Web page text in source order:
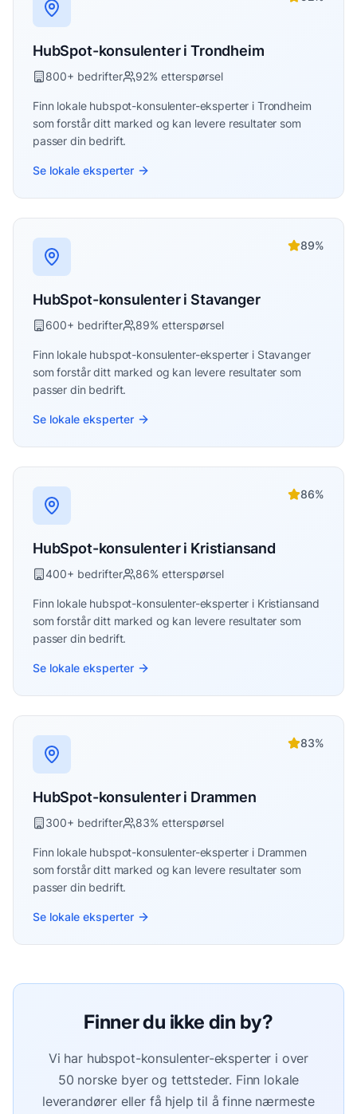
HubSpot-konsulenteriTrondheim
800+ bedrifter 92% etterspørsel
Finn lokale hubspot-konsulenter-eksperter i Trondheim
som forstår ditt marked og kan levere resultater som
passer din bedrift.
Se lokale eksperter
89%
HubSpot-konsulenteri Stavanger
600+ bedrifter 89% etterspørsel
Finn lokale hubspot-konsulenter-eksperter i Stavanger
som forstår ditt marked og kan levere resultater som
passer din bedrift.
Se lokale eksperter
86%
HubSpot-konsulenteri Kristiansand
400+ bedrifter 86% etterspørsel
Finn lokale hubspot-konsulenter-eksperter i Kristiansand
som forstår ditt marked og kan levere resultater som
passer din bedrift.
Se lokale eksperter
83%
HubSpot-konsulenteri Drammen
300+ bedrifter 83% etterspørsel
Finn lokale hubspot-konsulenter-eksperter i Drammen
som forstår ditt marked og kan levere resultater som
passer din bedrift.
Se lokale eksperter
Finner du ikke din by?
Vi har hubspot-konsulenter-eksperter i over
50 norske byer og tettsteder. Finn lokale
leverandører eller få hjelp til å finne nærmeste